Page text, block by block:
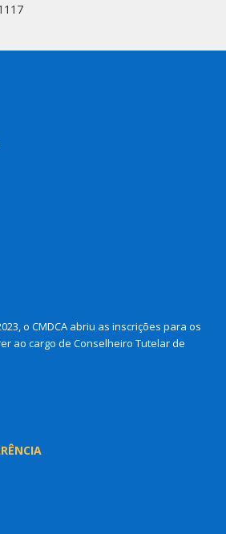
o CMDCA abriu as inscrições para os
ao cargo de Conselheiro Tutelar de